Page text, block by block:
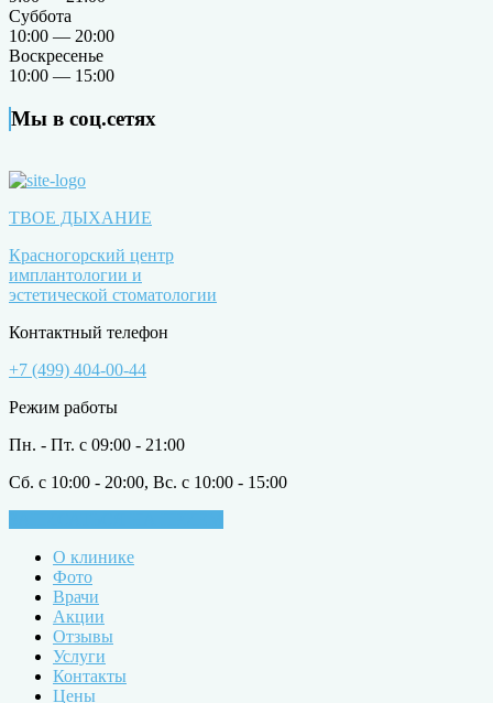
Суббота
10:00 — 20:00
Воскресенье
10:00 — 15:00
Мы в соц.сетях
ТВОЕ ДЫХАНИЕ
Красногорский центр
имплантологии и
эстетической стоматологии
Контактный телефон
+7 (499) 404-00-44
Режим работы
Пн. - Пт. с 09:00 - 21:00
Сб. с 10:00 - 20:00, Вс. с 10:00 - 15:00
О клинике
Фото
Врачи
Акции
Отзывы
Услуги
Контакты
Цены